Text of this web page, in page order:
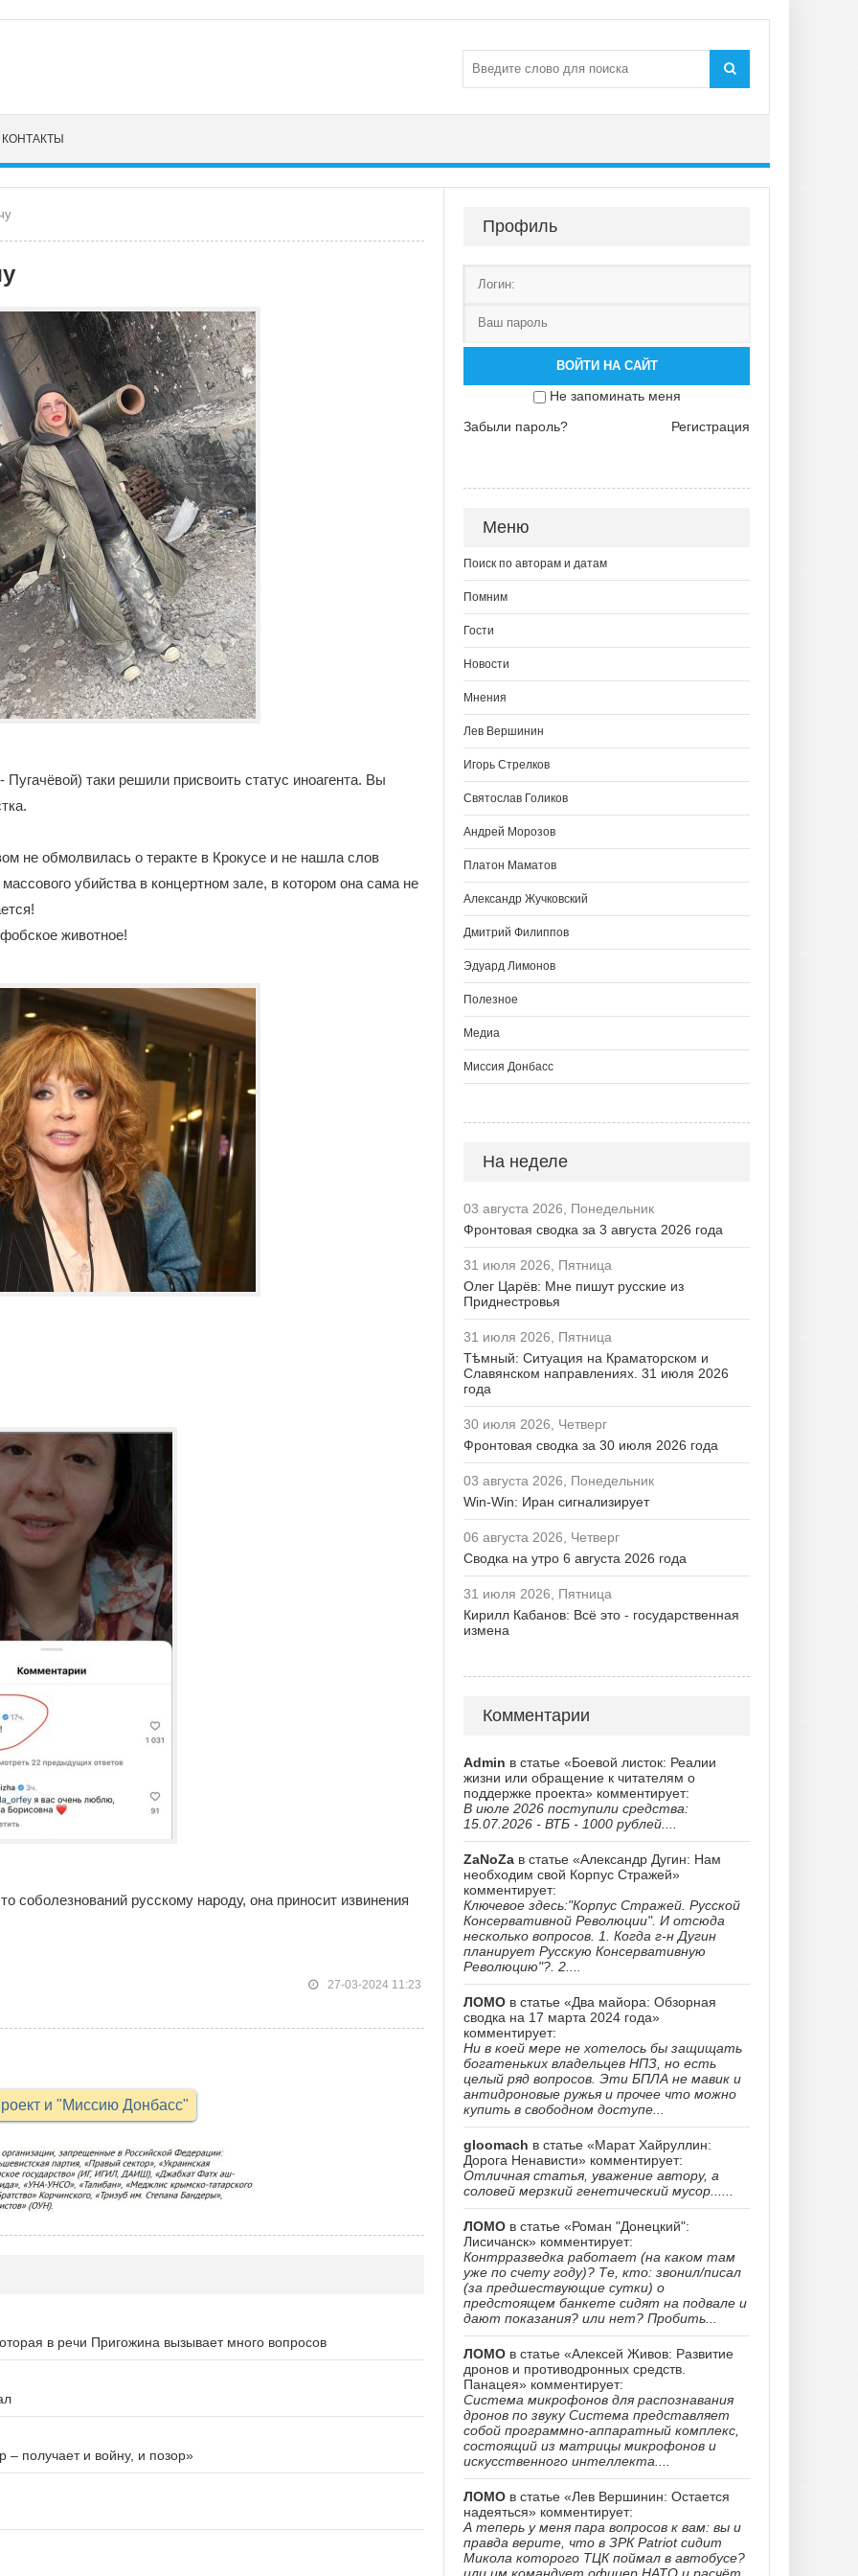
КОНТАКТЫ
таки решили присвоить статус иноагента. Вы
не обмолвилась о теракте в Крокусе и не нашла слов
убийства в концертном зале, в котором она сама не
животное!
соболезнований русскому народу, она приносит извинения
27-03-2024 11:23
и "Миссию Донбасс"
в речи Пригожина вызывает много вопросов
– получает и войну, и позор»
Профиль
ВОЙТИ НА САЙТ
Не запоминать меня
Забыли пароль?
Регистрация
Меню
Поиск по авторам и датам
Помним
Гости
Новости
Мнения
Лев Вершинин
Игорь Стрелков
Святослав Голиков
Андрей Морозов
Платон Маматов
Александр Жучковский
Дмитрий Филиппов
Эдуард Лимонов
Полезное
Медиа
Миссия Донбасс
На неделе
03 августа 2026, Понедельник
Фронтовая сводка за 3 августа 2026 года
31 июля 2026, Пятница
Олег Царёв: Мне пишут русские из
Приднестровья
31 июля 2026, Пятница
Тѣмный: Ситуация на Краматорском и
Славянском направлениях. 31 июля 2026
года
30 июля 2026, Четверг
Фронтовая сводка за 30 июля 2026 года
03 августа 2026, Понедельник
Win-Win: Иран сигнализирует
06 августа 2026, Четверг
Сводка на утро 6 августа 2026 года
31 июля 2026, Пятница
Кирилл Кабанов: Всё это - государственная
измена
Комментарии
Admin в статье «Боевой листок: Реалии
жизни или обращение к читателям о
поддержке проекта» комментирует:
В июле 2026 поступили средства:
15.07.2026 - ВТБ - 1000 рублей....
ZaNoZa в статье «Александр Дугин: Нам
необходим свой Корпус Стражей»
комментирует:
Ключевое здесь:"Корпус Стражей. Русской
Консервативной Революции". И отсюда
несколько вопросов. 1. Когда г-н Дугин
планирует Русскую Консервативную
Революцию"?. 2....
ЛОМО в статье «Два майора: Обзорная
сводка на 17 марта 2024 года»
комментирует:
Ни в коей мере не хотелось бы защищать
богатеньких владельцев НПЗ, но есть
целый ряд вопросов. Эти БПЛА не мавик и
антидроновые ружья и прочее что можно
купить в свободном доступе...
gloomach в статье «Марат Хайруллин:
Дорога Ненависти» комментирует:
Отличная статья, уважение автору, а
соловей мерзкий генетический мусор......
ЛОМО в статье «Роман "Донецкий":
Лисичанск» комментирует:
Контрразведка работает (на каком там
уже по счету году)? Те, кто: звонил/писал
(за предшествующие сутки) о
предстоящем банкете сидят на подвале и
дают показания? или нет? Пробить...
ЛОМО в статье «Алексей Живов: Развитие
дронов и противодронных средств.
Панацея» комментирует:
Система микрофонов для распознавания
дронов по звуку Система представляет
собой программно-аппаратный комплекс,
состоящий из матрицы микрофонов и
искусственного интеллекта....
ЛОМО в статье «Лев Вершинин: Остается
надеяться» комментирует:
А теперь у меня пара вопросов к вам: вы и
правда верите, что в ЗРК Patriot сидит
Микола которого ТЦК поймал в автобусе?